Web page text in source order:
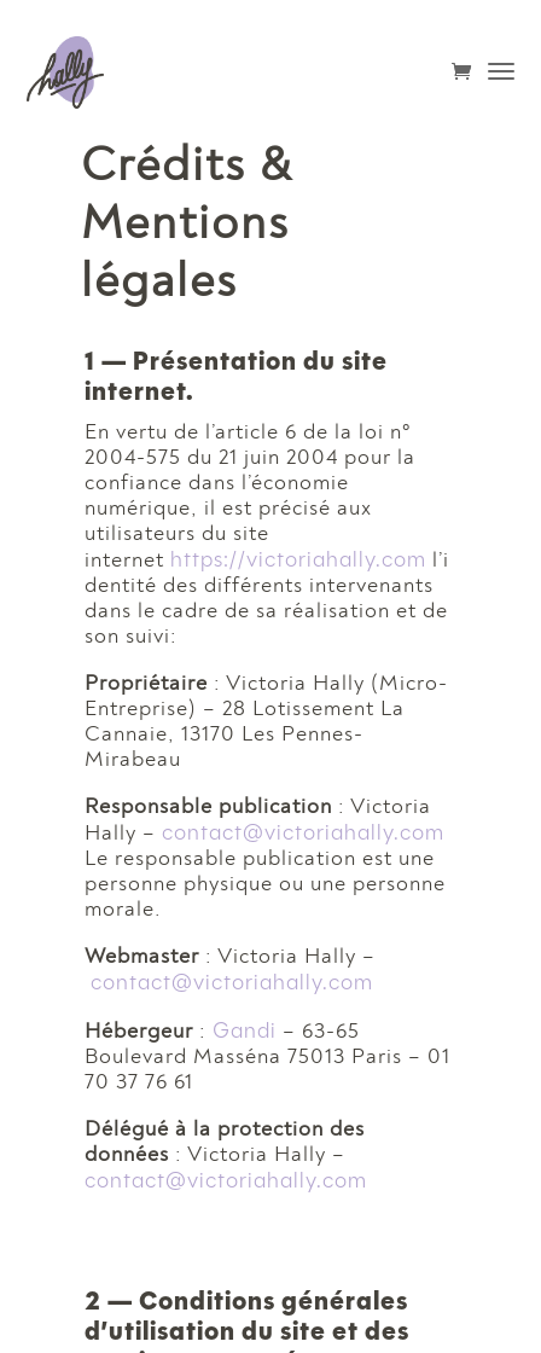
Crédits &
Mentions
légales
1 — Présentation du site
internet.
En vertu de l’article 6 de la loi n°
2004-575 du 21 juin 2004 pour la
confiance dans l’économie
numérique, il est précisé aux
utilisateurs du site
internet https://victoriahally.com l’i
dentité des différents intervenants
dans le cadre de sa réalisation et de
son suivi:
Propriétaire : Victoria Hally (Micro-
Entreprise) – 28 Lotissement La
Cannaie, 13170 Les Pennes-
Mirabeau
Responsable publication : Victoria
Hally – contact@victoriahally.com
Le responsable publication est une
personne physique ou une personne
morale.
Webmaster : Victoria Hally –
contact@victoriahally.com
Hébergeur : Gandi – 63-65
Boulevard Masséna 75013 Paris – 01
70 37 76 61
Délégué à la protection des
données : Victoria Hally –
contact@victoriahally.com
2 — Conditions générales
d’utilisation du site et des